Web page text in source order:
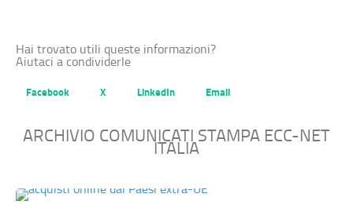
Hai trovato utili queste informazioni?
Aiutaci a condividerle
Facebook X LinkedIn Email
ARCHIVIO COMUNICATI STAMPA ECC-NET
ITALIA